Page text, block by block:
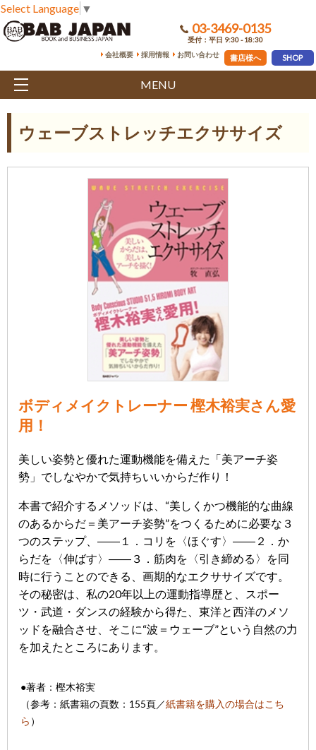
Select Language ▼
03-3469-0135
受付：平日 9:30 - 18:30
会社概要
採用情報 お問い合わせ 書店様へ SHOP
MENU
ウェーブストレッチエクササイズ
ボディメイクトレーナー 樫木裕実さん愛
用！
美しい姿勢と優れた運動機能を備えた「美アーチ姿
勢」でしなやかで気持ちいいからだ作り！
本書で紹介するメソッドは、“美しくかつ機能的な曲線
のあるからだ＝美アーチ姿勢”をつくるために必要な３
つのステップ、――１．コリを〈ほぐす〉――２．か
らだを〈伸ばす〉――３．筋肉を〈引き締める〉を同
時に行うことのできる、画期的なエクササイズです。
その秘密は、私の20年以上の運動指導歴と、スポー
ツ・武道・ダンスの経験から得た、東洋と西洋のメソ
ッドを融合させ、そこに“波＝ウェーブ”という自然の力
を加えたところにあります。
●著者：樫木裕実
（参考：紙書籍の頁数：155頁／紙書籍を購入の場合はこち
ら ）